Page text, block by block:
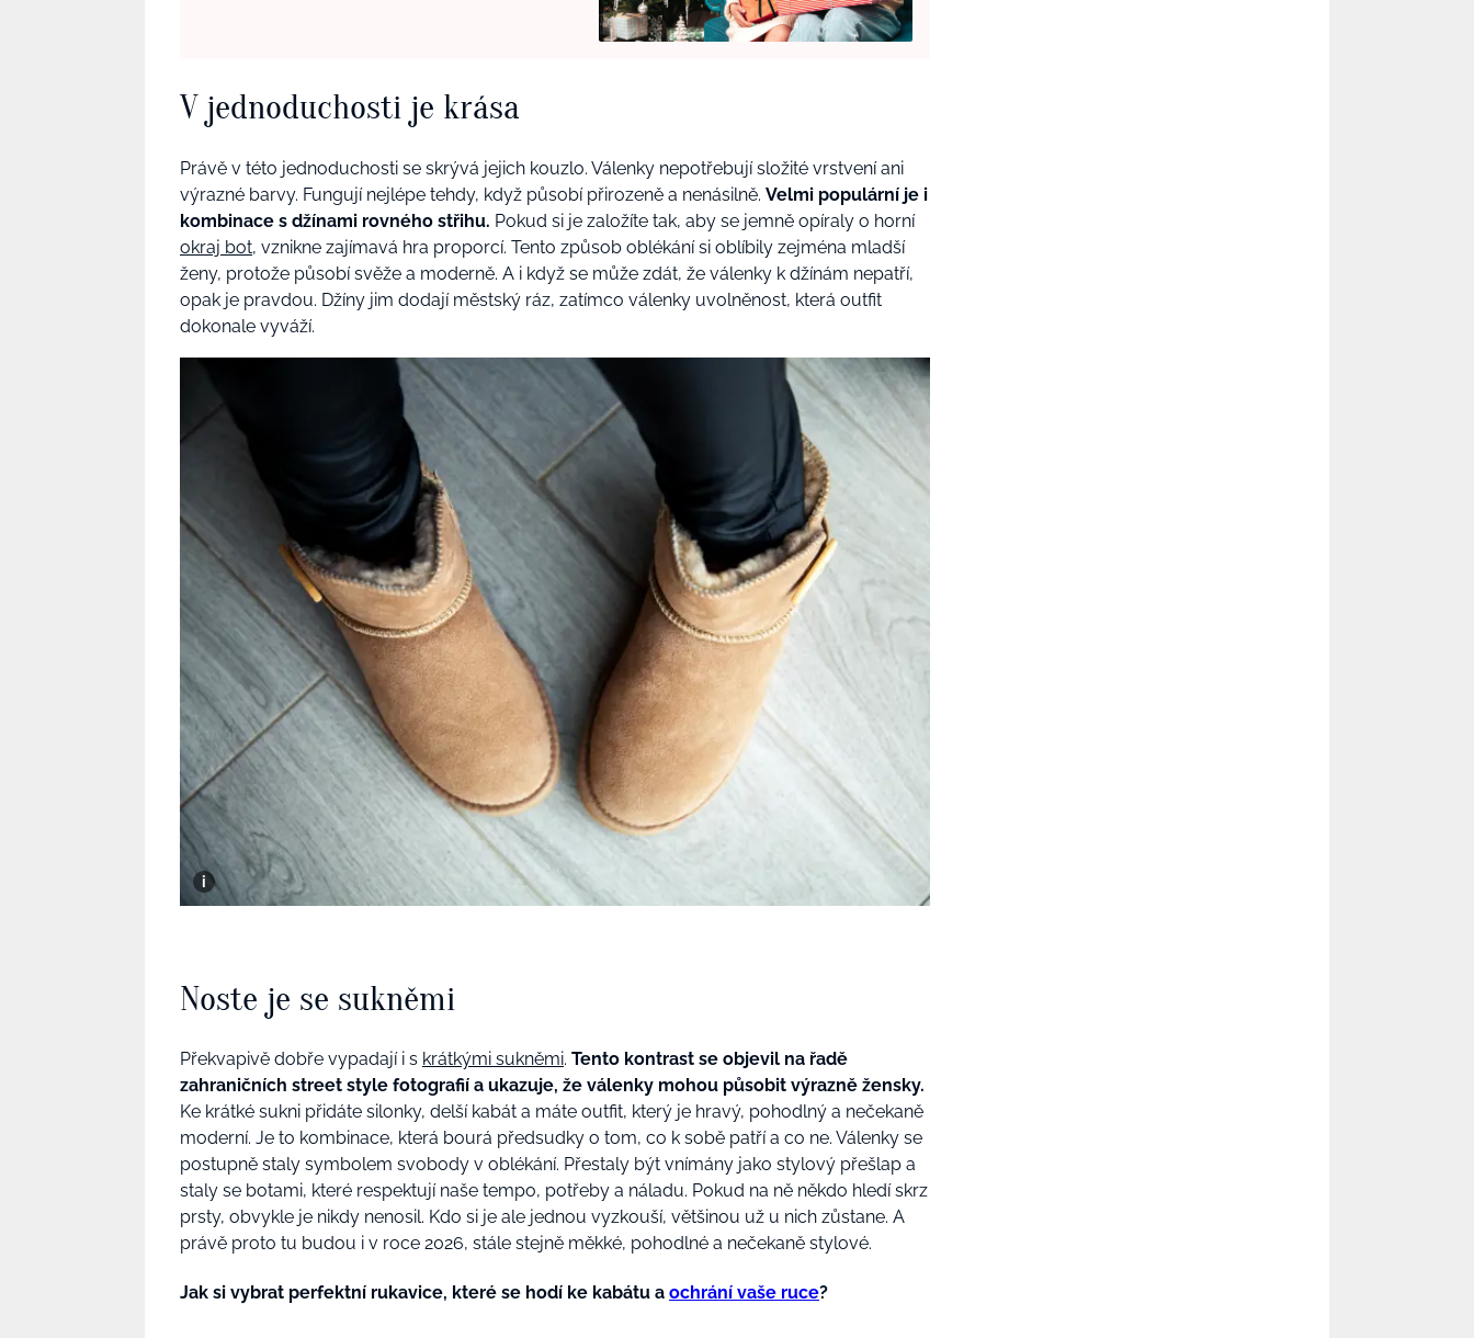
V jednoduchosti je krása
Právě v této jednoduchosti se skrývá jejich kouzlo. Válenky nepotřebují složité vrstvení ani
výrazné barvy. Fungují nejlépe tehdy, když působí přirozeně a nenásilně. Velmi populární je i
kombinace s džínami rovného střihu. Pokud si je založíte tak, aby se jemně opíraly o horní
okraj bot, vznikne zajímavá hra proporcí. Tento způsob oblékání si oblíbily zejména mladší
ženy, protože působí svěže a moderně. A i když se může zdát, že válenky k džínám nepatří,
opak je pravdou. Džíny jim dodají městský ráz, zatímco válenky uvolněnost, která outfit
dokonale vyváží.
Noste je se sukněmi
Překvapivě dobře vypadají i s krátkými sukněmi. Tento kontrast se objevil na řadě
zahraničních street style fotografií a ukazuje, že válenky mohou působit výrazně žensky.
Ke krátké sukni přidáte silonky, delší kabát a máte outfit, který je hravý, pohodlný a nečekaně
moderní. Je to kombinace, která bourá předsudky o tom, co k sobě patří a co ne. Válenky se
postupně staly symbolem svobody v oblékání. Přestaly být vnímány jako stylový přešlap a
staly se botami, které respektují naše tempo, potřeby a náladu. Pokud na ně někdo hledí skrz
prsty, obvykle je nikdy nenosil. Kdo si je ale jednou vyzkouší, většinou už u nich zůstane. A
právě proto tu budou i v roce 2026, stále stejně měkké, pohodlné a nečekaně stylové.
Jak si vybrat perfektní rukavice, které se hodí ke kabátu a ochrání vaše ruce?